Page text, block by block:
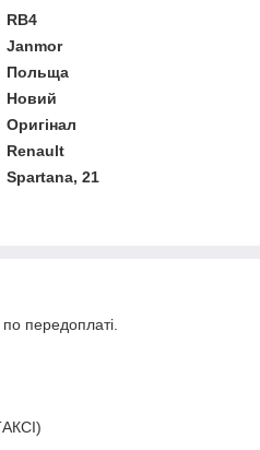
RB4
Janmor
Польща
Новий
Оригінал
Renault
Spartana, 21
передоплаті.